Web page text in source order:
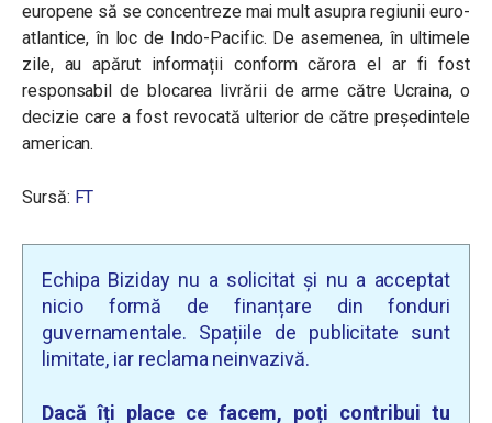
europene să se concentreze mai mult asupra regiunii euro-
atlantice, în loc de Indo-Pacific. De asemenea, în ultimele
zile, au apărut informații conform cărora el ar fi fost
responsabil de blocarea livrării de arme către Ucraina, o
decizie care a fost revocată ulterior de către președintele
american.
Sursă: FT
Echipa Biziday nu a solicitat și nu a acceptat
nicio formă de finanțare din fonduri
guvernamentale. Spațiile de publicitate sunt
limitate, iar reclama neinvazivă.
Dacă îți place ce facem, poți contribui tu